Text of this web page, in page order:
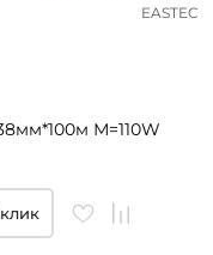
М=110W
EASTEC